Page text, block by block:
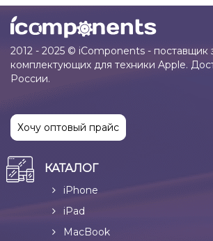
2012 - 2025 © iComponents - поставщик
комплектующих для техники Apple.
России.
Хочу оптовый прайс
КАТАЛОГ
iPhone
iPad
MacBook